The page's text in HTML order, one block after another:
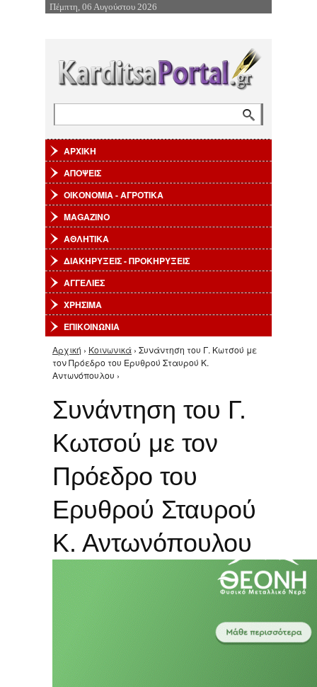
Επιστροφή στην Πλοήγηση
Πέμπτη, 06 Αυγούστου 2026
ΑΡΧΙΚΗ
ΑΠΟΨΕΙΣ
ΟΙΚΟΝΟΜΙΑ - ΑΓΡΟΤΙΚΑ
MAGAZINO
ΑΘΛΗΤΙΚΑ
ΔΙΑΚΗΡΥΞΕΙΣ - ΠΡΟΚΗΡΥΞΕΙΣ
ΑΓΓΕΛΙΕΣ
ΧΡΗΣΙΜΑ
ΕΠΙΚΟΙΝΩΝΙΑ
Είστε εδώ
Αρχική › Κοινωνικά › Συνάντηση του Γ. Κωτσού με
τον Πρόεδρο του Ερυθρού Σταυρού Κ.
Αντωνόπουλου ›
Συνάντηση του Γ.
Κωτσού με τον
Πρόεδρο του
Ερυθρού Σταυρού
Κ. Αντωνόπουλου